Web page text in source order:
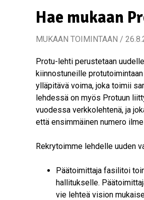
Hae mukaan
MUKAAN TOIMINTAAN /
Protu-lehti perustetaan
kiinnostuneille
ylläpitävä voima, joka toimii
lehdessä on myös Protuun
vuodessa verkkolehtenä, ja
että ensimmäinen numero
Rekrytoimme lehdelle uuden
Päätoimittaja fasilitoi
hallitukselle.
vie lehteä vision